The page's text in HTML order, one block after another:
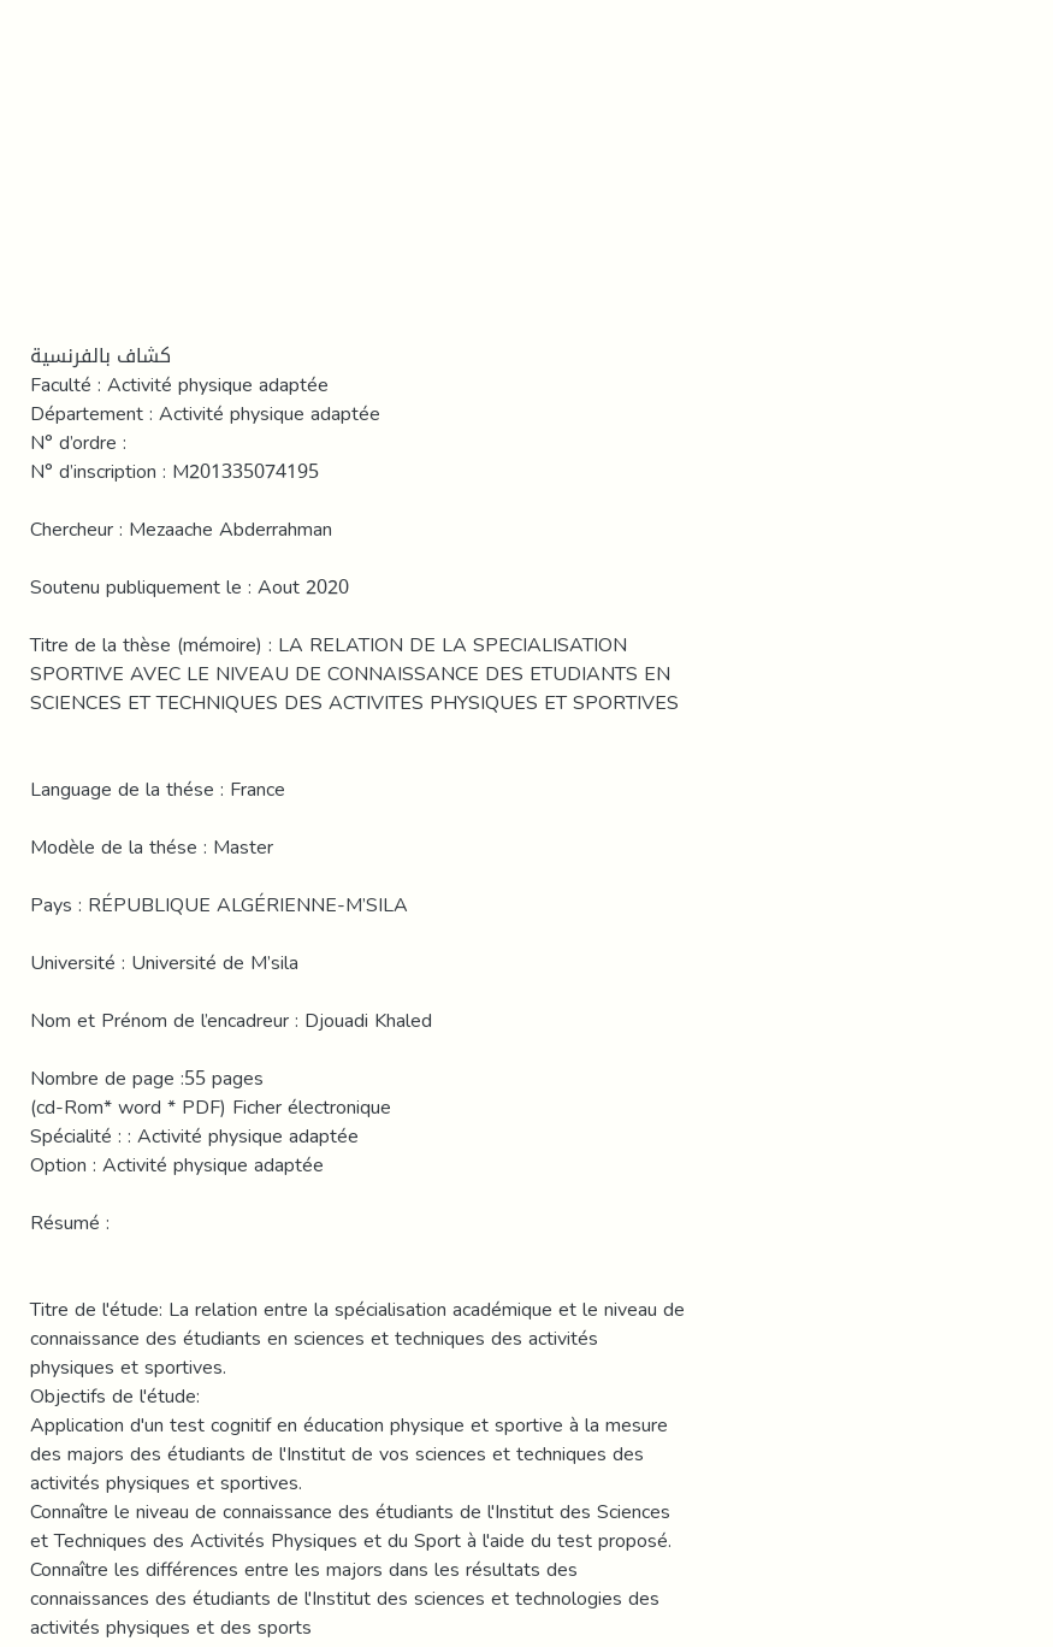
كشاف بالفرنسية
Faculté : Activité physique adaptée
Département : Activité physique adaptée
N° d’ordre :
N° d’inscription : M201335074195
Chercheur : Mezaache Abderrahman
Soutenu publiquement le : Aout 2020
Titre de la thèse (mémoire) : LA RELATION DE LA SPECIALISATION
SPORTIVE AVEC LE NIVEAU DE CONNAISSANCE DES ETUDIANTS EN
SCIENCES ET TECHNIQUES DES ACTIVITES PHYSIQUES ET SPORTIVES
Language de la thése : France
Modèle de la thése : Master
Pays : RÉPUBLIQUE ALGÉRIENNE-M’SILA
Université : Université de M’sila
Nom et Prénom de l’encadreur : Djouadi Khaled
Nombre de page :55 pages
(cd-Rom* word * PDF) Ficher électronique
Spécialité : : Activité physique adaptée
Option : Activité physique adaptée
Résumé :
Titre de l'étude: La relation entre la spécialisation académique et le niveau de
connaissance des étudiants en sciences et techniques des activités
physiques et sportives.
Objectifs de l'étude:
Application d'un test cognitif en éducation physique et sportive à la mesure
des majors des étudiants de l'Institut de vos sciences et techniques des
activités physiques et sportives.
Connaître le niveau de connaissance des étudiants de l'Institut des Sciences
et Techniques des Activités Physiques et du Sport à l'aide du test proposé.
Connaître les différences entre les majors dans les résultats des
connaissances des étudiants de l'Institut des sciences et technologies des
activités physiques et des sports